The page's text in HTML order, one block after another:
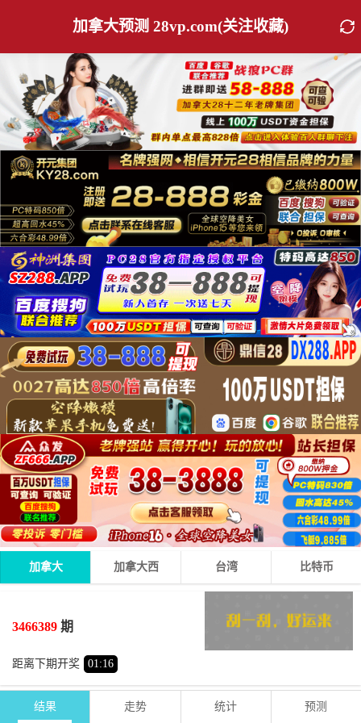
加拿大预测 28vp.com(关注收藏)
加拿大 加拿大西 台湾 比特币
3466389 期
距离下期开奖 01:16
2 + 1 + 8 = 11
期号 号码
结果 走势 统计 预测